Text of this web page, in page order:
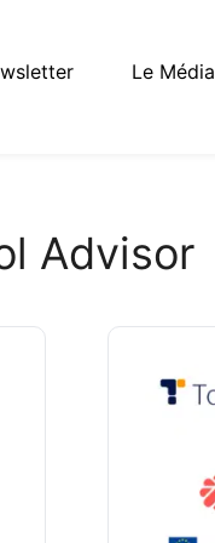
Le Média
Advisor